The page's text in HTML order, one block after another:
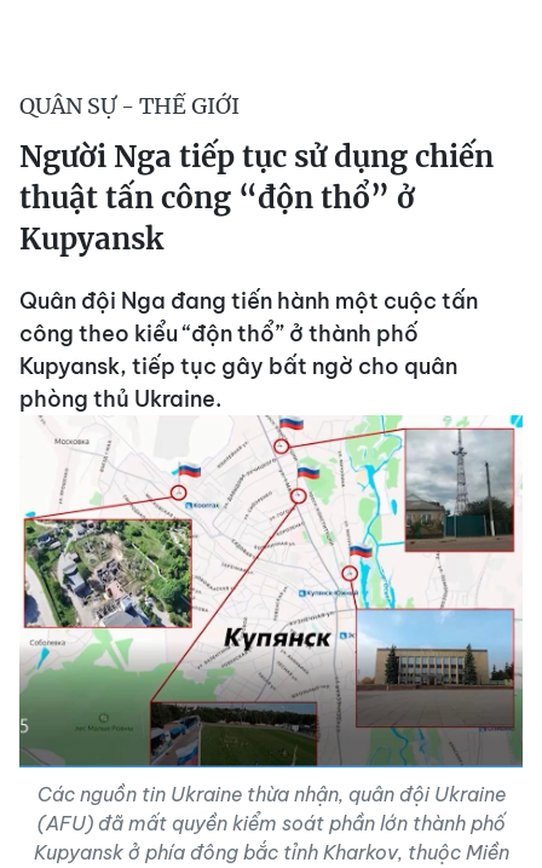
QUÂN SỰ - THẾ GIỚI
Người Nga tiếp tục sử dụng chiến
thuật tấn công “độn thổ” ở
Kupyansk
Quân đội Nga đang tiến hành một cuộc tấn
công theo kiểu “độn thổ” ở thành phố
Kupyansk, tiếp tục gây bất ngờ cho quân
phòng thủ Ukraine.
Các nguồn tin Ukraine thừa nhận, quân đội Ukraine
(AFU) đã mất quyền kiểm soát phần lớn thành phố
Kupyansk ở phía đông bắc tỉnh Kharkov, thuộc Miền